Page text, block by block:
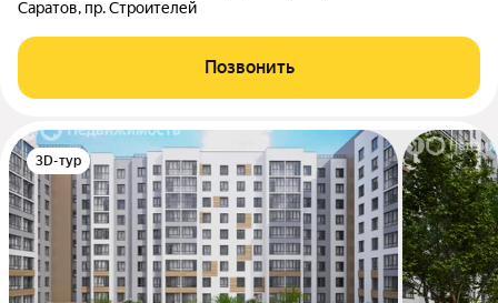
Саратов, пр. Строителей
Позвонить
3D-тур